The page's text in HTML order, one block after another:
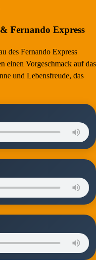
Fernando Express
des Fernando Express
einen Vorgeschmack auf das
und Lebensfreude, das